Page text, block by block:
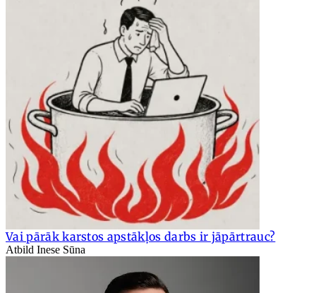
Vai pārāk karstos apstākļos darbs ir jāpārtrauc?
Atbild Inese Sūna